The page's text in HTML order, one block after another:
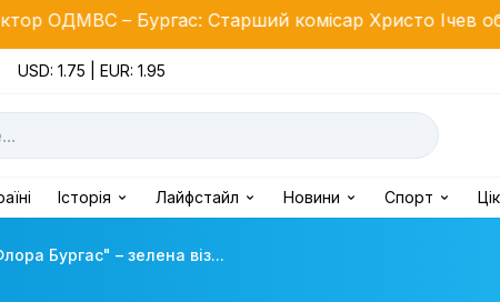
Старший комісар Христо Ічев обійняв посаду
USD: 1.75 | EUR: 1.95
Історія Лайфстайл Новини Спорт
Бургас" – зелена віз...